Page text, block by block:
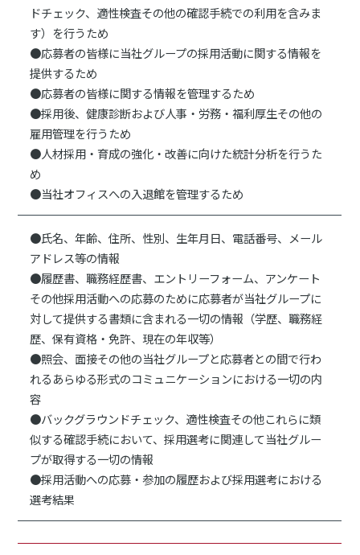
ドチェック、適性検査その他の確認手続での利用を含みま
す）を行うため
●応募者の皆様に当社グループの採用活動に関する情報を
提供するため
●応募者の皆様に関する情報を管理するため
●採用後、健康診断および人事・労務・福利厚生その他の
雇用管理を行うため
●人材採用・育成の強化・改善に向けた統計分析を行うた
め
●当社オフィスへの入退館を管理するため
●氏名、年齢、住所、性別、生年月日、電話番号、メール
アドレス等の情報
●履歴書、職務経歴書、エントリーフォーム、アンケート
その他採用活動への応募のために応募者が当社グループに
対して提供する書類に含まれる一切の情報（学歴、職務経
歴、保有資格・免許、現在の年収等）
●照会、面接その他の当社グループと応募者との間で行わ
れるあらゆる形式のコミュニケーションにおける一切の内
容
●バックグラウンドチェック、適性検査その他これらに類
似する確認手続において、採用選考に関連して当社グルー
プが取得する一切の情報
●採用活動への応募・参加の履歴および採用選考における
選考結果